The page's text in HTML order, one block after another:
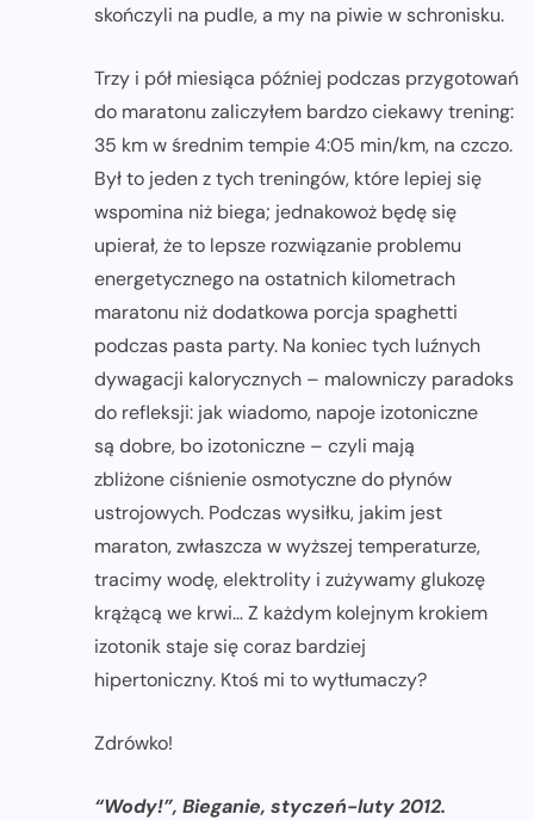
skończyli na pudle, a my na piwie w schronisku.
Trzy i pół miesiąca później podczas przygotowań
do maratonu zaliczyłem bardzo ciekawy trening:
35 km w średnim tempie 4:05 min/km, na czczo.
Był to jeden z tych treningów, które lepiej się
wspomina niż biega; jednakowoż będę się
upierał, że to lepsze rozwiązanie problemu
energetycznego na ostatnich kilometrach
maratonu niż dodatkowa porcja spaghetti
podczas pasta party. Na koniec tych luźnych
dywagacji kalorycznych – malowniczy paradoks
do refleksji: jak wiadomo, napoje izotoniczne
są dobre, bo izotoniczne – czyli mają
zbliżone ciśnienie osmotyczne do płynów
ustrojowych. Podczas wysiłku, jakim jest
maraton, zwłaszcza w wyższej temperaturze,
tracimy wodę, elektrolity i zużywamy glukozę
krążącą we krwi… Z każdym kolejnym krokiem
izotonik staje się coraz bardziej
hipertoniczny. Ktoś mi to wytłumaczy?
Zdrówko!
“Wody!”, Bieganie, styczeń-luty 2012.